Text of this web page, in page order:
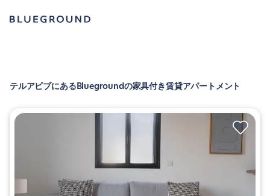
テルアビブにあるBluegroundの家具付き賃貸アパートメント